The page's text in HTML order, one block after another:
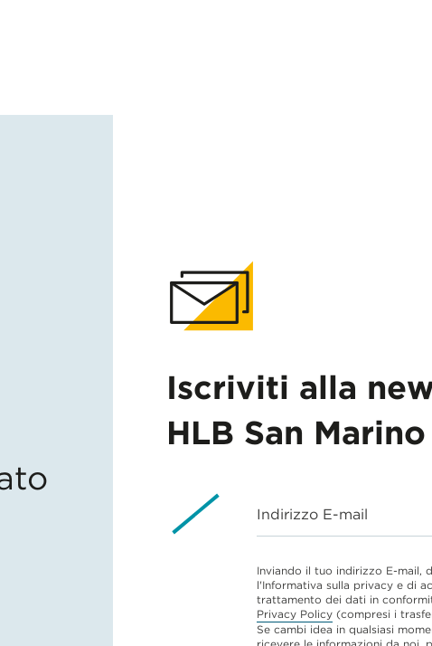
Iscriviti alla
HLB San Marino
Indirizzo E-mail
Inviando il tuo indirizzo E-mail,
l'Informativa sulla privacy e di
trattamento dei dati in
Privacy Policy (compresi i
Se cambi idea in qualsiasi